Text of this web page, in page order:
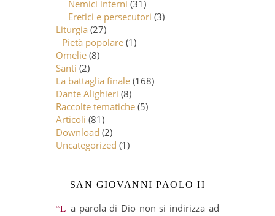
Nemici interni (31)
Eretici e persecutori (3)
Liturgia (27)
Pietà popolare (1)
Omelie (8)
Santi (2)
La battaglia finale (168)
Dante Alighieri (8)
Raccolte tematiche (5)
Articoli (81)
Download (2)
Uncategorized (1)
SAN GIOVANNI PAOLO II
“La parola di Dio non si indirizza ad